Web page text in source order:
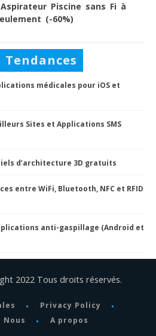
Piscine sans Fi à
(-60%)
Tendances
médicales pour iOS et
Sites et Applications SMS
d’architecture 3D gratuits
entre WiFi, Bluetooth, NFC et RFID
anti-gaspillage (Android et
2022 Tous droits réservés.
Privacy Policy
Nous
A propos